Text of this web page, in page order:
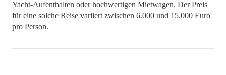
Yacht-Aufenthalten oder hochwertigen Mietwagen. Der Preis
für eine solche Reise variiert zwischen 6.000 und 15.000 Euro
pro Person.